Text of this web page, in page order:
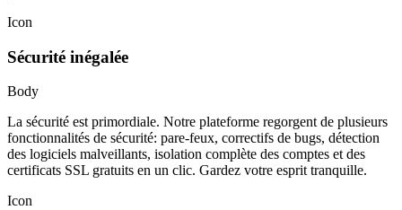
Icon
Sécurité inégalée
Body
La sécurité est primordiale. Notre plateforme regorgent de plusieurs
fonctionnalités de sécurité: pare-feux, correctifs de bugs, détection
des logiciels malveillants, isolation complète des comptes et des
certificats SSL gratuits en un clic. Gardez votre esprit tranquille.
Icon